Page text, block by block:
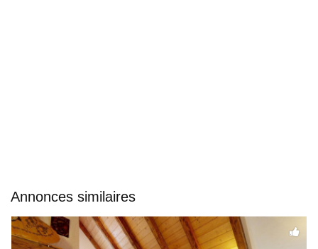
Annonces similaires